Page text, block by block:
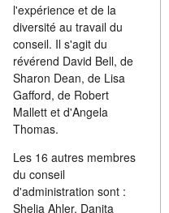
l'expérience et de la
diversité au travail du
conseil. Il s'agit du
révérend David Bell, de
Sharon Dean, de Lisa
Gafford, de Robert
Mallett et d'Angela
Thomas.
Les 16 autres membres
du conseil
d'administration sont :
Shelia Ahler, Danita